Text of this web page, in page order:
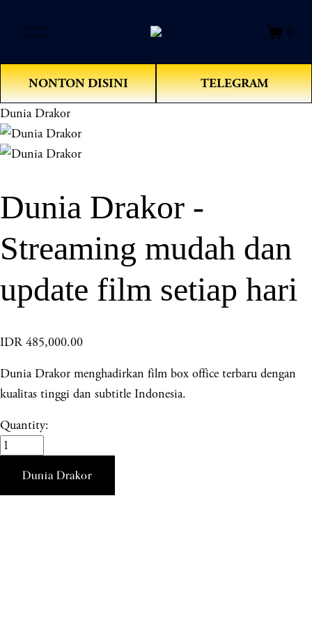
e
n
M
e
u
0
NONTON DISINI TELEGRAM
Dunia Drakor
Dunia Drakor -
Streaming mudah dan
update film setiap hari
IDR 485,000.00
Dunia Drakor menghadirkan film box office terbaru dengan
kualitas tinggi dan subtitle Indonesia.
Quantity:
Dunia Drakor